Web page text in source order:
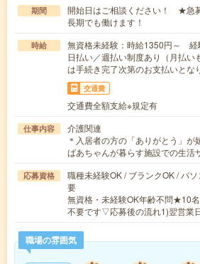
期間
開始日はご相談ください！ ★急
長期でも働けます！
時給
無資格未経験：時給1350円～
日払い／週払い制度あり（月払い
は手続き完了次第のお支払いとな
交通費
交通費全額支給※規定有
仕事内容
介護関連
＊入居者の方の「ありがとう」が
ばあちゃんが暮らす施設での生
応募資格
職種未経験OK / ブランクOK / パ
要
無資格・未経験OK年齢不問★10
不要です▽応募後の流れ1)翌営業
職場の雰囲気